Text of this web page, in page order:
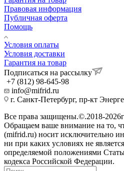
Правовая информация
Публичная оферта
Помощь
Условия оплаты
Условия доставки
Гарантия на товар
Подписаться на рассылку
+7 (812) 98-645-98
info@mifrid.ru
г. Санкт-Петербург, пр-кт
Все права защищены.©.2018-
Обращаем ваше внимание на то,
(mifrid.ru) носит исключительно
ни при каких условиях не
определяемой положениями
кодекса Российской Федерации.